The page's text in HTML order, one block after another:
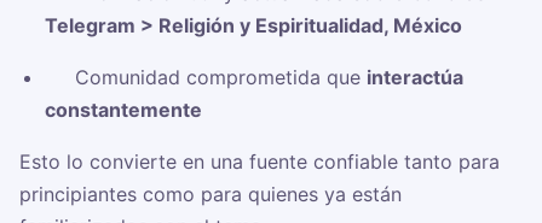
Telegram > Religión y Espiritualidad, México
✅ Comunidad comprometida que interactúa
constantemente
Esto lo convierte en una fuente confiable tanto para
principiantes como para quienes ya están